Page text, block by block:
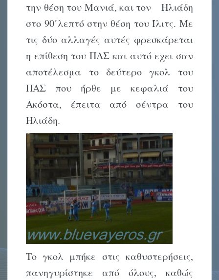
την θέση του Μανιά, και τον Ηλιάδη
στο 90΄λεπτό στην θέση του Ίλιτς. Με
τις δύο αλλαγές αυτές φρεσκάρεται
η επίθεση του ΠΑΣ και αυτό εχει σαν
αποτέλεσμα το δεύτερο γκολ του
ΠΑΣ που ήρθε με κεφαλιά του
Ακόστα, έπειτα από σέντρα του
Ηλιάδη.
Το γκολ μπήκε στις καθυστερήσεις,
πανηγυρίστηκε από όλους, καθώς